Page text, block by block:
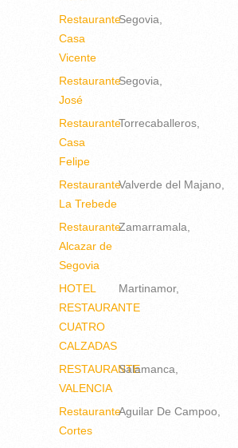
Restaurante
Casa
Vicente
Segovia
Restaurante
José
Segovia
Restaurante
Casa
Felipe
Torrecaballeros
Restaurante
La Trebede
Valverde del Majano
Restaurante
Alcazar de
Segovia
Zamarramala
HOTEL
RESTAURANTE
CUATRO
CALZADAS
Martinamor
RESTAURANTE
VALENCIA
Salamanca
Restaurante
Cortes
Aguilar De Campoo